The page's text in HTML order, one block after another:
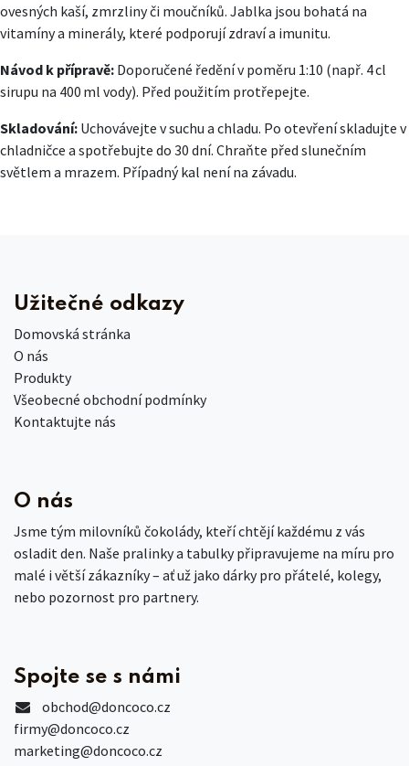
ovesných kaší, zmrzliny či moučníků. Jablka jsou bohatá na
vitamíny a minerály, které podporují zdraví a imunitu.
Návod k přípravě: Doporučené ředění v poměru 1:10 (např. 4 cl
sirupu na 400 ml vody). Před použitím protřepejte.
Skladování: Uchovávejte v suchu a chladu. Po otevření skladujte v
chladničce a spotřebujte do 30 dní. Chraňte před slunečním
světlem a mrazem. Případný kal není na závadu.
Užitečné odkazy
Domovská stránka
O nás
Produkty
Všeobecné obchodní podmínky
Kontaktujte nás
O nás
Jsme tým milovníků čokolády, kteří chtějí každému z vás
osladit den. Naše pralinky a tabulky připravujeme na míru pro
malé i větší zákazníky – ať už jako dárky pro přátelé, kolegy,
nebo pozornost pro partnery.
Spojte se s námi
obchod@doncoco.cz
firmy@doncoco.cz
marketing@doncoco.cz